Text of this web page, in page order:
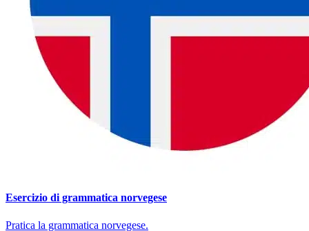
Esercizio di grammatica norvegese
Pratica la grammatica norvegese.